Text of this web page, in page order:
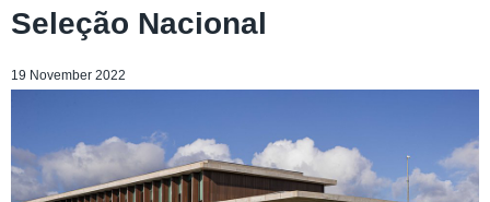
Seleção Nacional
19 November 2022